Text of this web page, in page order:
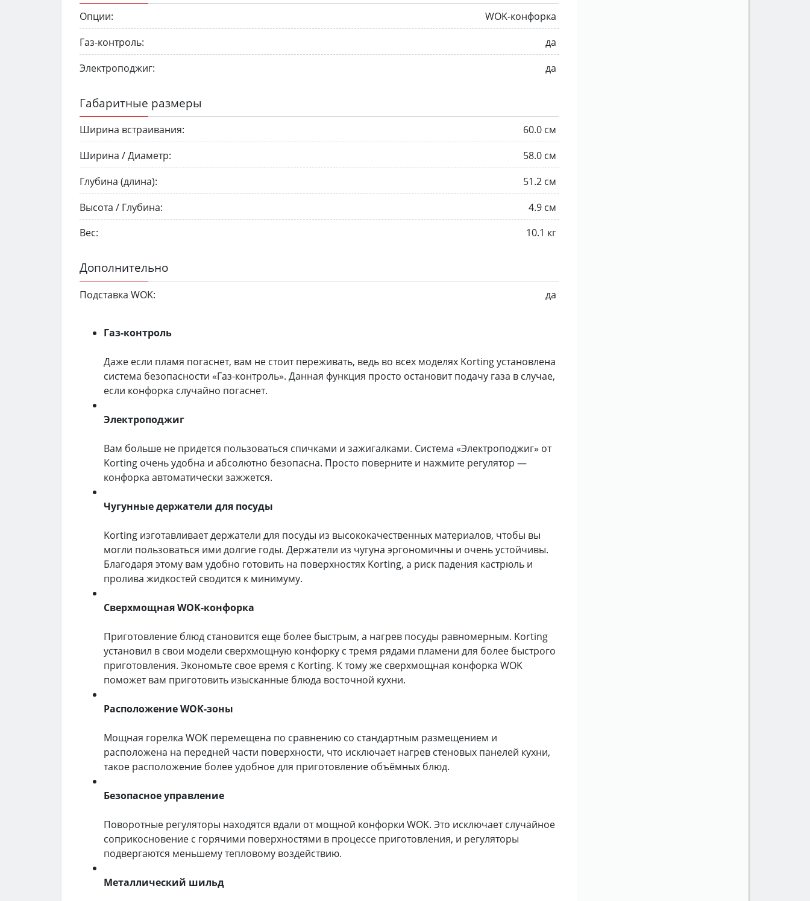
Опции:
WOK-конфорка
Газ-контроль:
да
Электроподжиг:
да
Габаритные размеры
Ширина встраивания:
60.0 см
Ширина / Диаметр:
58.0 см
Глубина (длина):
51.2 см
Высота / Глубина:
4.9 см
Вес:
10.1 кг
Дополнительно
Подставка WOK: да
Газ-контроль
Даже если пламя погаснет, вам не стоит переживать, ведь во всех моделях Korting установлена
система безопасности «Газ-контроль». Данная функция просто остановит подачу газа в случае,
если конфорка случайно погаснет.
Электроподжиг
Вам больше не придется пользоваться спичками и зажигалками. Система «Электроподжиг» от
Korting очень удобна и абсолютно безопасна. Просто поверните и нажмите регулятор —
конфорка автоматически зажжется.
Чугунные держатели для посуды
Korting изготавливает держатели для посуды из высококачественных материалов, чтобы вы
могли пользоваться ими долгие годы. Держатели из чугуна эргономичны и очень устойчивы.
Благодаря этому вам удобно готовить на поверхностях Korting, а риск падения кастрюль и
пролива жидкостей сводится к минимуму.
Сверхмощная WOK-конфорка
Приготовление блюд становится еще более быстрым, а нагрев посуды равномерным. Korting
установил в свои модели сверхмощную конфорку с тремя рядами пламени для более быстрого
приготовления. Экономьте свое время с Korting. К тому же сверхмощная конфорка WOK
поможет вам приготовить изысканные блюда восточной кухни.
Расположение WOK-зоны
Мощная горелка WOK перемещена по сравнению со стандартным размещением и
расположена на передней части поверхности, что исключает нагрев стеновых панелей кухни,
такое расположение более удобное для приготовление объёмных блюд.
Безопасное управление
Поворотные регуляторы находятся вдали от мощной конфорки WOK. Это исключает случайное
соприкосновение с горячими поверхностями в процессе приготовления, и регуляторы
подвергаются меньшему тепловому воздействию.
Металлический шильд